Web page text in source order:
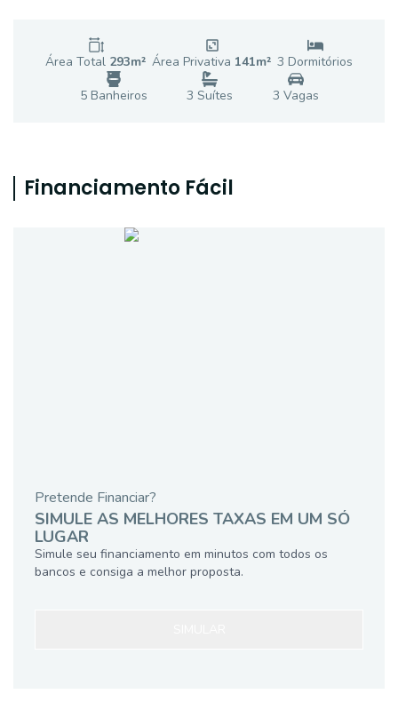
Área Total 293m² Área Privativa 141m² 3 Dormitórios
5Banheiros 3 Suítes 3 Vagas
Financiamento Fácil
Pretende Financiar?
SIMULE AS MELHORES TAXAS EM UM SÓ
LUGAR
Simule seu financiamento em minutos com todos os
bancos e consiga a melhor proposta.